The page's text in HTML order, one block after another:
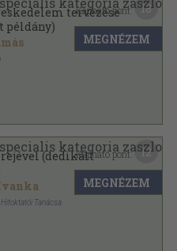
tervezése
példány)
Kapható pont: 18
MEGNÉZEM
(dedikált
Tanácsa
Kapható pont: 12
MEGNÉZEM